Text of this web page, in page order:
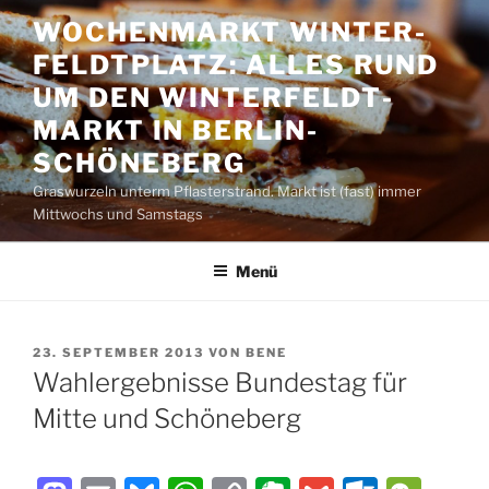
Zum
Inhalt
springen
WOCHENMARKT WINTER­
FELDT­PLATZ: ALLES RUND
UM DEN WINTER­FELDT­
MARKT IN BERLIN-
SCHÖNEBERG
Graswurzeln unterm Pflasterstrand. Markt ist (fast) immer
Mittwochs und Samstags
Menü
VERÖFFENTLICHT
AM
23. SEPTEMBER 2013 VON BENE
Wahlergebnisse Bundestag für
Mitte und Schöneberg